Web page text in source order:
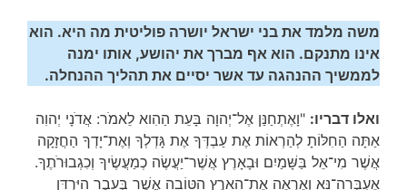
משה מלמד את בני ישראל יושרה פוליטית מה היא. הוא
אינו מתנקם. הוא אף מברך את יהושע, אותו ימנה
לממשיך ההנהגה עד אשר יסיים את תהליך ההנחלה.
ואלו דבריו: "וָאֶתְחַנַּן אֶל־יְהוָה בָּעֵת הַהִוא לֵאמֹר: אֲדֹנָי יְהוִה
אַתָּה הַחִלּוֹתָ לְהַרְאוֹת אֶת עַבְדְּךָ אֶת גָּדְלְךָ וְאֶת־יָדְךָ הַחֲזָקָה
אֲשֶׁר מִי־אֵל בַּשָּׁמַיִם וּבָאָרֶץ אֲשֶׁר־יַעֲשֶׂה כְמַעֲשֶׂיךָ וְכִגְבוּרֹתֶךָ.
אֶעְבְּרָה־נָּא וְאֶרְאֶה אֶת־הָאָרֶץ הַטּוֹבָה אֲשֶׁר בְּעֵבֶר הַיַּרְדֵּן